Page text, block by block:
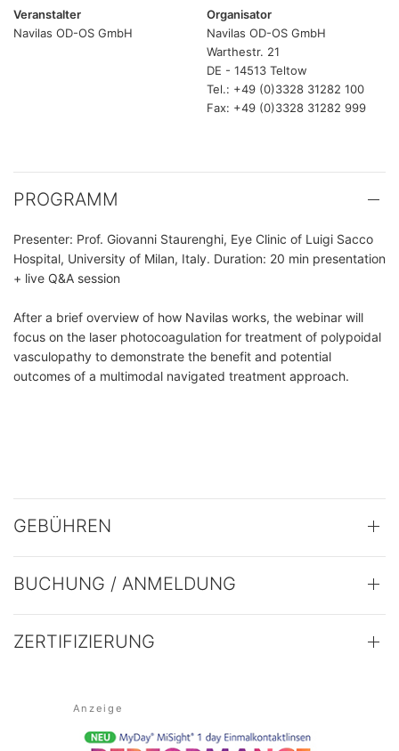
Veranstalter
Navilas OD-OS GmbH
Organisator
Navilas OD-OS GmbH
Warthestr. 21
DE - 14513 Teltow
Tel.: +49 (0)3328 31282 100
Fax: +49 (0)3328 31282 999
PROGRAMM
Presenter: Prof. Giovanni Staurenghi, Eye Clinic of Luigi Sacco
Hospital, University of Milan, Italy. Duration: 20 min presentation
+ live Q&A session
After a brief overview of how Navilas works, the webinar will
focus on the laser photocoagulation for treatment of polypoidal
vasculopathy to demonstrate the benefit and potential
outcomes of a multimodal navigated treatment approach.
GEBÜHREN
BUCHUNG / ANMELDUNG
ZERTIFIZIERUNG